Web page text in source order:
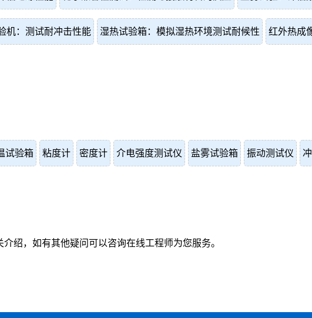
机：测试耐冲击性能 湿热试验箱：模拟湿热环境测试耐候性 红外热成
试验箱 粘度计 密度计 介电强度测试仪 盐雾试验箱 振动测试仪
介绍，如有其他疑问可以咨询在线工程师为您服务。